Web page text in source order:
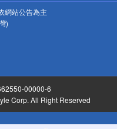
網站公告為主
)
00000-6
Corp. All Right Reserved